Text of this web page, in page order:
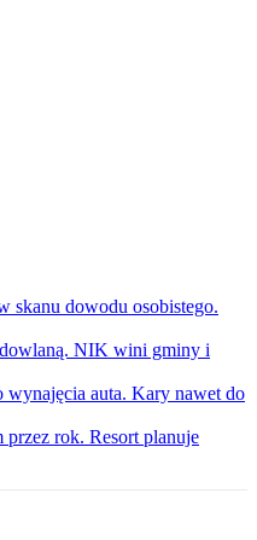
skanu dowodu osobistego.
NIK wini gminy i
auta. Kary nawet do
przez rok. Resort planuje